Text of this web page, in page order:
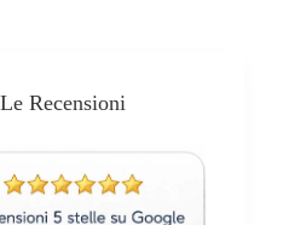
Le Recensioni